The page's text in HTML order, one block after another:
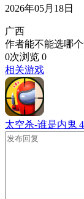
2026年05月18日
广西
作者能不能选哪
0次浏览 0
相关游戏
太空杀-谁是内鬼